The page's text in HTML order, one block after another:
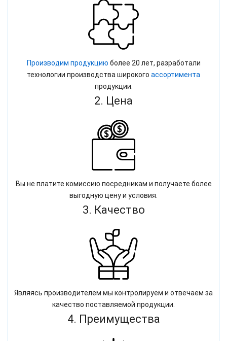
Производим продукцию более 20 лет, разработали
технологии производства широкого ассортимента
продукции.
2. Цена
Вы не платите комиссию посредникам и получаете более
выгодную цену и условия.
3. Качество
Являясь производителем мы контролируем и отвечаем за
качество поставляемой продукции.
4. Преимущества